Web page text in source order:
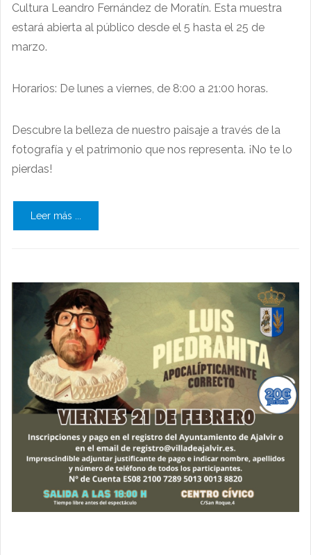
Cultura Leandro Fernández de Moratín. Esta muestra
estará abierta al público desde el 5 hasta el 25 de
marzo.
Horarios: De lunes a viernes, de 8:00 a 21:00 horas.
Descubre la belleza de nuestro paisaje a través de la
fotografía y el patrimonio que nos representa. ¡No te lo
pierdas!
Leer más ...